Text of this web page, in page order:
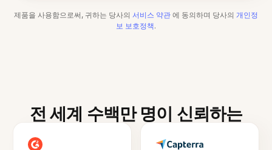
제품을 사용함으로써, 귀하는 당사의 서비스 약관 에 동의하며 당사의 개인정
보 보호정책.
전 세계 수백만 명이 신뢰하는